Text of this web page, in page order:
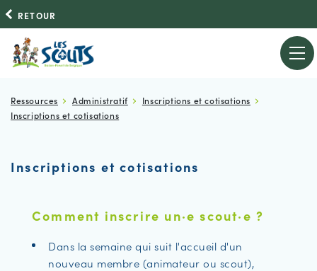
RETOUR
Ressources Administratif
Inscriptions et cotisations
Inscriptions et cotisations
Inscriptions et cotisations
Comment inscrire un·e scout·e ?
Dans la semaine qui suit l'accueil d'un
nouveau membre (animateur ou scout),